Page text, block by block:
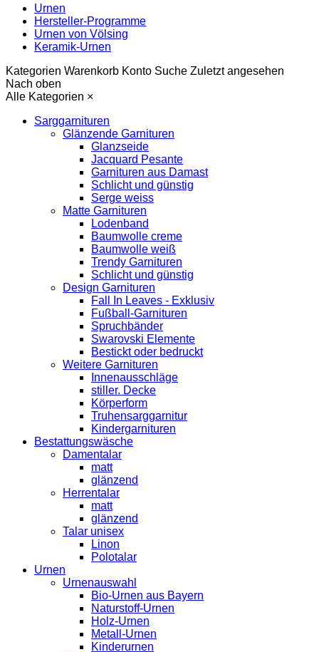
Urnen
Hersteller-Programme
Urnen von Völsing
Keramik-Urnen
Kategorien Warenkorb Konto Suche Zuletzt angesehen
Nach oben
Alle Kategorien ×
Sarggarnituren
Glänzende Garnituren
Glanzseide
Jacquard Pesante
Garnituren aus Damast
Schlicht und günstig
Serge weiss
Matte Garnituren
Lodenband
Baumwolle creme
Baumwolle weiß
Trendy Garnituren
Schlicht und günstig
Design Garnituren
Fall In Leaves - Exklusiv
Fußball-Garnituren
Spruchbänder
Swarovski Elemente
Bestickt oder bedruckt
Weitere Garnituren
Innenausschläge
stiller. Decke
Körperform
Truhensarggarnitur
Kindergarnituren
Bestattungswäsche
Damentalar
matt
glänzend
Herrentalar
matt
glänzend
Talar unisex
Linon
Polotalar
Urnen
Urnenauswahl
Bio-Urnen aus Bayern
Naturstoff-Urnen
Holz-Urnen
Metall-Urnen
Kinderurnen